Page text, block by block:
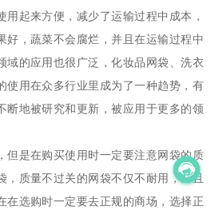
用起来方便，减少了运输过程中成本，
好，蔬菜不会腐烂，并且在运输过程中
域的应用也很广泛，化妆品网袋、洗衣
使用在众多行业里成为了一种趋势，有
断地被研究和更新，被应用于更多的领
但是在购买使用时一定要注意网袋的质
，质量不过关的网袋不仅不耐用，而且
在选购时一定要去正规的商场，选择正